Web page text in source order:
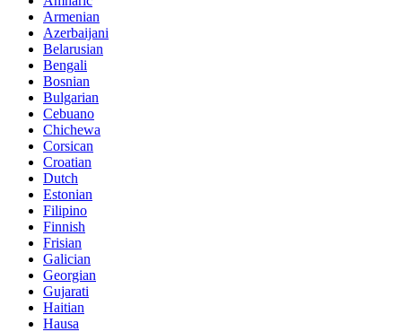
Armenian
Azerbaijani
Belarusian
Bengali
Bosnian
Bulgarian
Cebuano
Chichewa
Corsican
Croatian
Dutch
Estonian
Filipino
Finnish
Frisian
Galician
Georgian
Gujarati
Haitian
Hausa